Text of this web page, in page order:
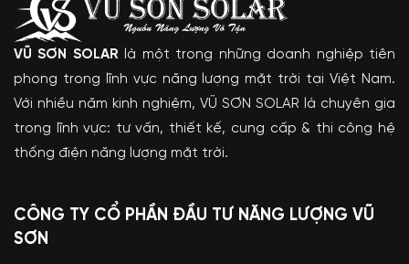
VŨ SƠN SOLAR là một trong những doanh nghiệp tiên
phong trong lĩnh vực năng lượng mặt trời tại Việt Nam.
Với nhiều năm kinh nghiệm, VŨ SƠN SOLAR là chuyên gia
trong lĩnh vực: tư vấn, thiết kế, cung cấp & thi công hệ
thống điện năng lượng mặt trời.
CÔNG TY CỔ PHẦN ĐẦU TƯ NĂNG LƯỢNG VŨ
SƠN